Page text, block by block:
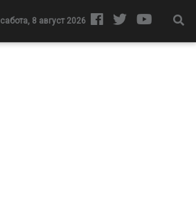
сабота, 8 август 2026